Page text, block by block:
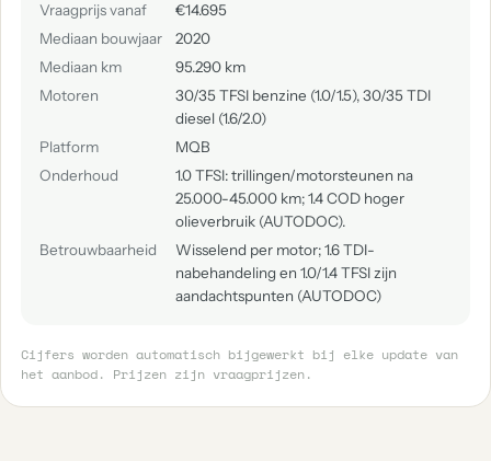
Vraagprijs vanaf
€14.695
Mediaan bouwjaar
2020
Mediaan km
95.290 km
Motoren
30/35 TFSI benzine (1.0/1.5), 30/35 TDI
diesel (1.6/2.0)
Platform
MQB
Onderhoud
1.0 TFSI: trillingen/motorsteunen na
25.000-45.000 km; 1.4 COD hoger
olieverbruik (AUTODOC).
Betrouwbaarheid
Wisselend per motor; 1.6 TDI-
nabehandeling en 1.0/1.4 TFSI zijn
aandachtspunten (AUTODOC)
Cijfers worden automatisch bijgewerkt bij elke update van
het aanbod. Prijzen zijn vraagprijzen.